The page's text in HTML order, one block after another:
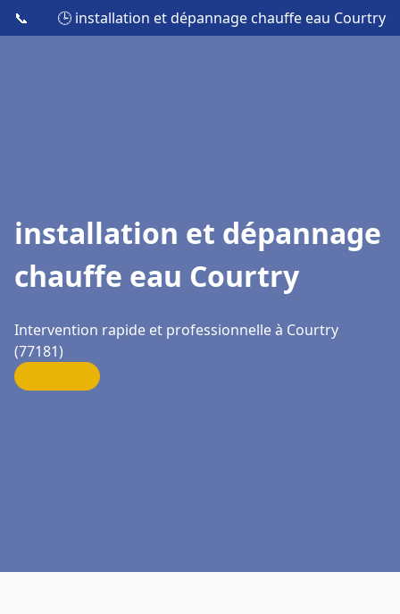
📞 🕒 installation et dépannage chauffe eau Courtry
installation et dépannage
chauffe eau Courtry
Intervention rapide et professionnelle à Courtry
(77181)